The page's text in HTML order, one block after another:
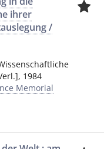
ihrer
/
, 1984
Memorial